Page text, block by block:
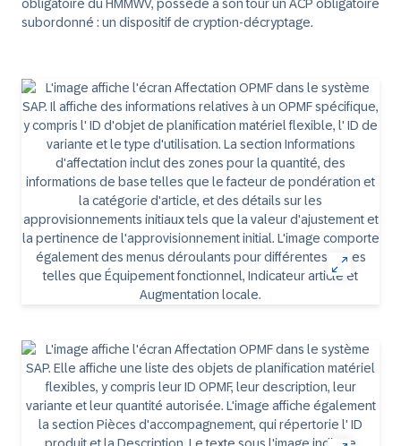
obligatoire du HMMWV, possède à son tour un ACP obligatoire
subordonné : un dispositif de cryption-décryptage.